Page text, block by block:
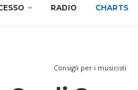
RADIO CHARTS
Consigli per i musicisti